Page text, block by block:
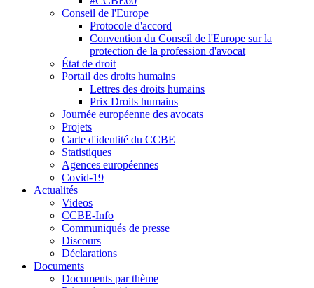
Conseil de l'Europe
Protocole d'accord
Convention du Conseil de l'Europe sur la
protection de la profession d'avocat
État de droit
Portail des droits humains
Lettres des droits humains
Prix Droits humains
Journée européenne des avocats
Projets
Carte d'identité du CCBE
Statistiques
Agences européennes
Covid-19
Actualités
Videos
CCBE-Info
Communiqués de presse
Discours
Déclarations
Documents
Documents par thème